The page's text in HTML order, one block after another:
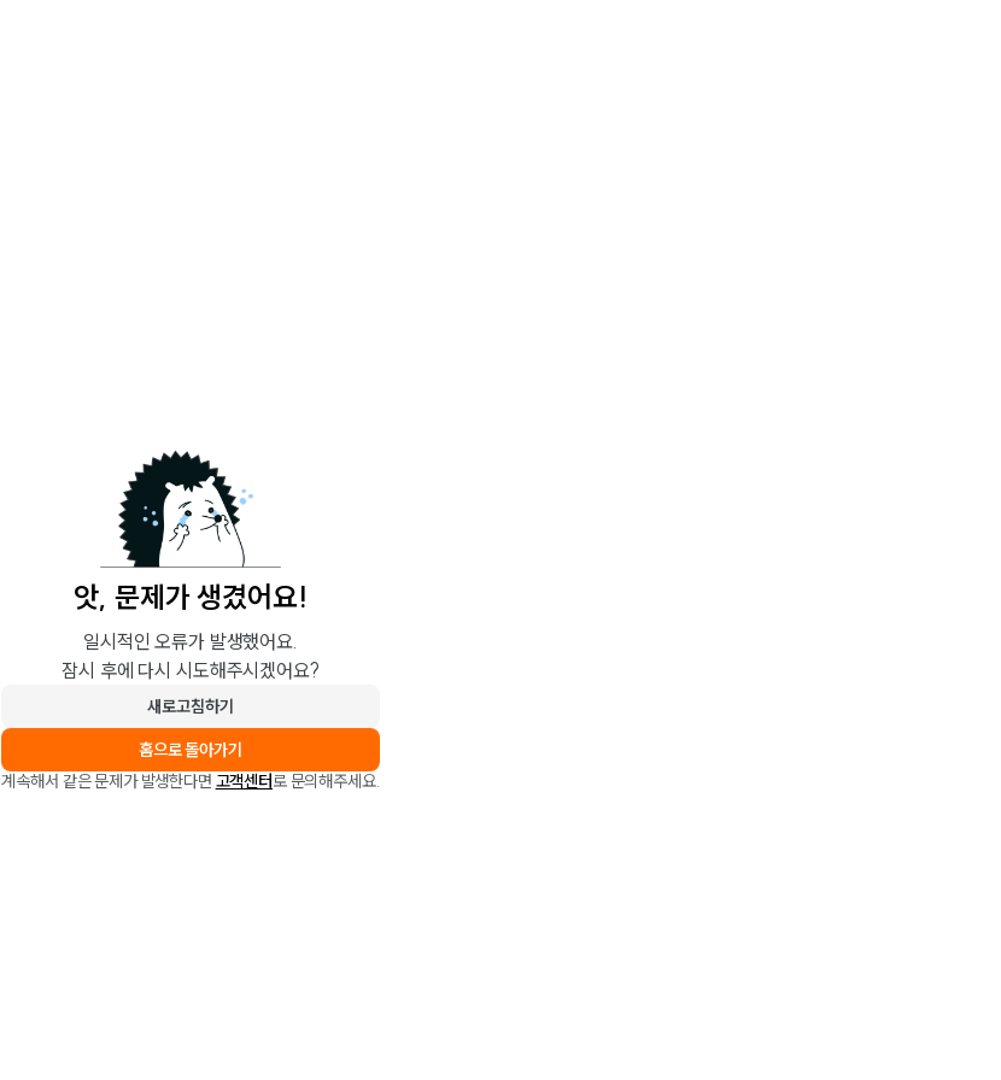
앗, 문제가 생겼어요!
일시적인 오류가 발생했어요.
잠시 후에 다시 시도해주시겠어요?
새로고침하기
홈으로 돌아가기
계속해서 같은 문제가 발생한다면 고객센터로 문의해주세요.